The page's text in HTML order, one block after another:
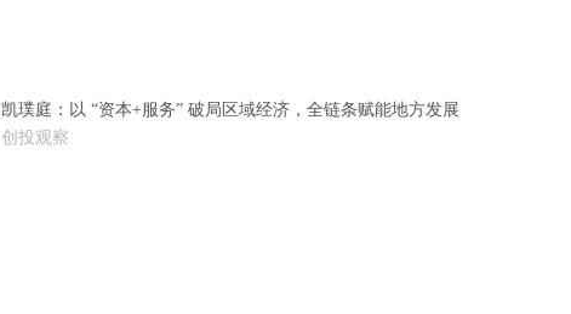
凯璞庭：以 “资本+服务” 破局区域经济，全链条赋能地方发展
创投观察